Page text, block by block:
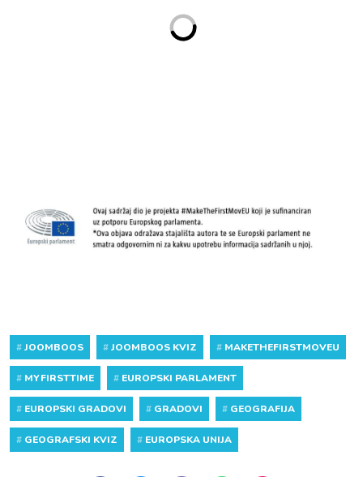
#JOOMBOOS #JOOMBOOS KVIZ # MAKETHEFIRSTMOVEU
# MYFIRSTTIME # EUROPSKI PARLAMENT
# EUROPSKI GRADOVI # GRADOVI # GEOGRAFIJA
# GEOGRAFSKI KVIZ # EUROPSKA UNIJA